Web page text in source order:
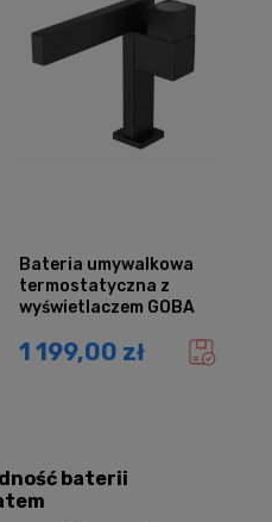
Bateria umywalkowa
termostatyczna z
wyświetlaczem GOBA
1 199,00 zł
baterii